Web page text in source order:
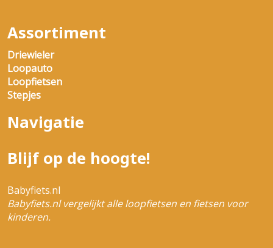
Assortiment
Driewieler
Loopauto
Loopfietsen
Stepjes
Navigatie
Blijf op de hoogte!
Babyfiets.nl
Babyfiets.nl vergelijkt alle loopfietsen en fietsen voor
kinderen.